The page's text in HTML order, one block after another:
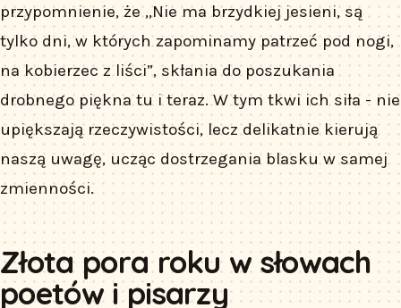
przypomnienie, że „Nie ma brzydkiej jesieni, są
tylko dni, w których zapominamy patrzeć pod nogi,
na kobierzec z liści”, skłania do poszukania
drobnego piękna tu i teraz. W tym tkwi ich siła - nie
upiększają rzeczywistości, lecz delikatnie kierują
naszą uwagę, ucząc dostrzegania blasku w samej
zmienności.
Złota pora roku w słowach
poetów i pisarzy